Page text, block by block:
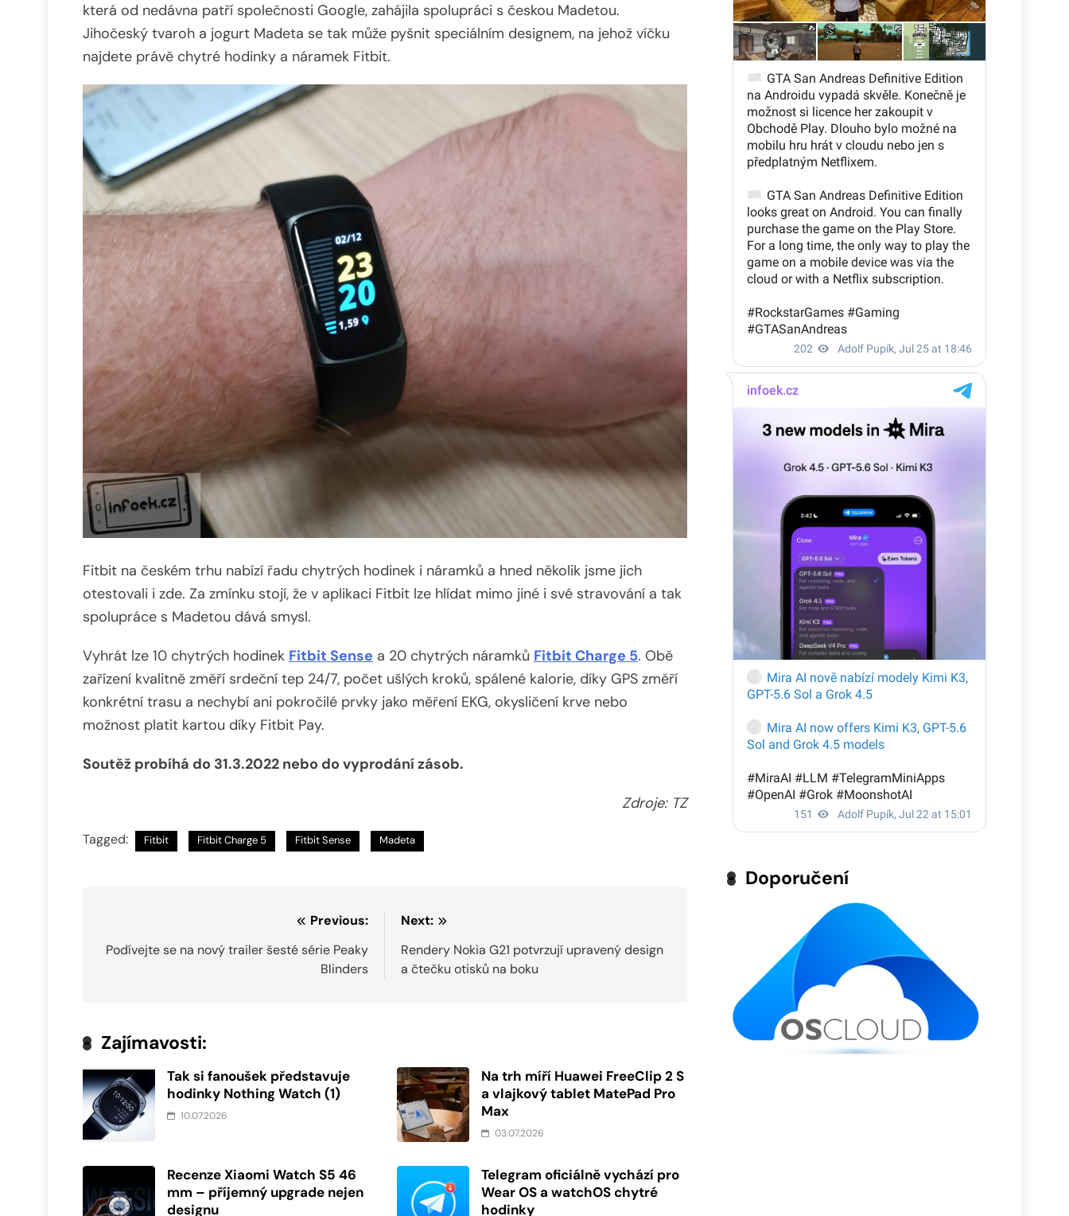
která od nedávna patří společnosti Google, zahájila spolupráci s českou Madetou.
Jihočeský tvaroh a jogurt Madeta se tak může pyšnit speciálním designem, na jehož víčku
najdete právě chytré hodinky a náramek Fitbit.
Fitbit na českém trhu nabízí řadu chytrých hodinek i náramků a hned několik jsme jich
otestovali i zde. Za zmínku stojí, že v aplikaci Fitbit lze hlídat mimo jiné i své stravování a tak
spolupráce s Madetou dává smysl.
Vyhrát lze 10 chytrých hodinek Fitbit Sense a 20 chytrých náramků Fitbit Charge 5. Obě
zařízení kvalitně změří srdeční tep 24/7, počet ušlých kroků, spálené kalorie, díky GPS změří
konkrétní trasu a nechybí ani pokročilé prvky jako měření EKG, okysličení krve nebo
možnost platit kartou díky Fitbit Pay.
Soutěž probíhá do 31.3.2022 nebo do vyprodání zásob.
Zdroje: TZ
Tagged: Fitbit Fitbit Charge 5 Fitbit Sense Madeta
pro
Previous:
Podívejte se na nový trailer šesté série Peaky
Blinders
Next:
Rendery Nokia G21 potvrzují upravený design
a čtečku otisků na boku
Zajímavosti:
Tak si fanoušek představuje
hodinky Nothing Watch (1)
10.07.2026
Na trh míří Huawei FreeClip 2 S
a vlajkový tablet MatePad Pro
Max
03.07.2026
Recenze Xiaomi Watch S5 46
mm – příjemný upgrade nejen
designu
Telegram oficiálně vychází pro
Wear OS a watchOS chytré
hodinky
Doporučení